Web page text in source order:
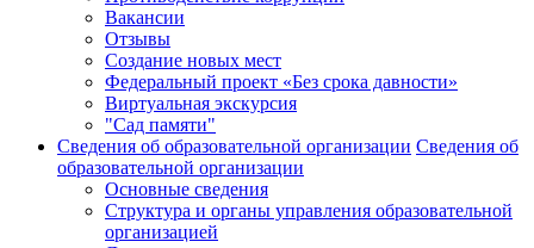
Вакансии
Отзывы
Создание новых мест
Федеральный проект «Без срока давности»
Виртуальная экскурсия
"Сад памяти"
Сведения об образовательной организации Сведения об
образовательной организации
Основные сведения
Структура и органы управления образовательной
организацией